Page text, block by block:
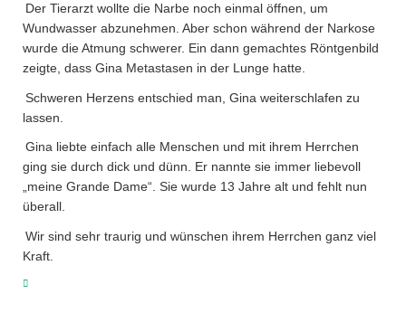
Der Tierarzt wollte die Narbe noch einmal öffnen, um
Wundwasser abzunehmen. Aber schon während der Narkose
wurde die Atmung schwerer. Ein dann gemachtes Röntgenbild
zeigte, dass Gina Metastasen in der Lunge hatte.
Schweren Herzens entschied man, Gina weiterschlafen zu
lassen.
Gina liebte einfach alle Menschen und mit ihrem Herrchen
ging sie durch dick und dünn. Er nannte sie immer liebevoll
„meine Grande Dame“. Sie wurde 13 Jahre alt und fehlt nun
überall.
Wir sind sehr traurig und wünschen ihrem Herrchen ganz viel
Kraft.